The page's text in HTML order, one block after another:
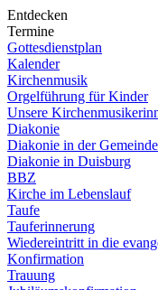
Entdecken
Termine
Gottesdienstplan
Kalender
Kirchenmusik
Orgelführung für Kinder
Unsere
Diakonie
Diakonie in der Gemeinde
Diakonie in Duisburg
BBZ
Kirche im Lebenslauf
Taufe
Tauferinnerung
Wiedereintritt in die
Konfirmation
Trauung